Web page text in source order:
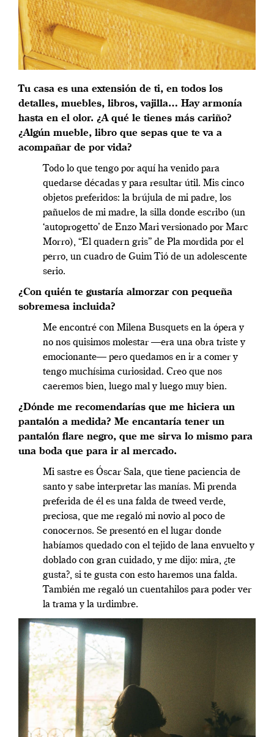
Tu casa es una extensión de ti, en todos los
detalles, muebles, libros, vajilla… Hay armonía
hasta en el olor. ¿A qué le tienes más cariño?
¿Algún mueble, libro que sepas que te va a
acompañar de por vida?
Todo lo que tengo por aquí ha venido para
quedarse décadas y para resultar útil. Mis cinco
objetos preferidos: la brújula de mi padre, los
pañuelos de mi madre, la silla donde escribo (un
‘autoprogetto’ de Enzo Mari versionado por Marc
Morro), “El quadern gris” de Pla mordida por el
perro, un cuadro de Guim Tió de un adolescente
serio.
¿Con quién te gustaría almorzar con pequeña
sobremesa incluida?
Me encontré con Milena Busquets en la ópera y
no nos quisimos molestar —era una obra triste y
emocionante— pero quedamos en ir a comer y
tengo muchísima curiosidad. Creo que nos
caeremos bien, luego mal y luego muy bien.
¿Dónde me recomendarías que me hiciera un
pantalón a medida? Me encantaría tener un
pantalón flare negro, que me sirva lo mismo para
una boda que para ir al mercado.
Mi sastre es Óscar Sala, que tiene paciencia de
santo y sabe interpretar las manías. Mi prenda
preferida de él es una falda de tweed verde,
preciosa, que me regaló mi novio al poco de
conocernos. Se presentó en el lugar donde
habíamos quedado con el tejido de lana envuelto y
doblado con gran cuidado, y me dijo: mira, ¿te
gusta?, si te gusta con esto haremos una falda.
También me regaló un cuentahilos para poder ver
la trama y la urdimbre.